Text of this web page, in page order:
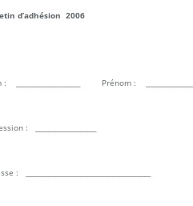
d’adhésion 2006
____________________ Prénom :
: ___________________
: _______________________________________